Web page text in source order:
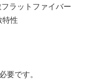
ラットファイバー
特性
要です。